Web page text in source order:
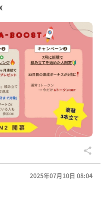
2025年07月10日 08:04